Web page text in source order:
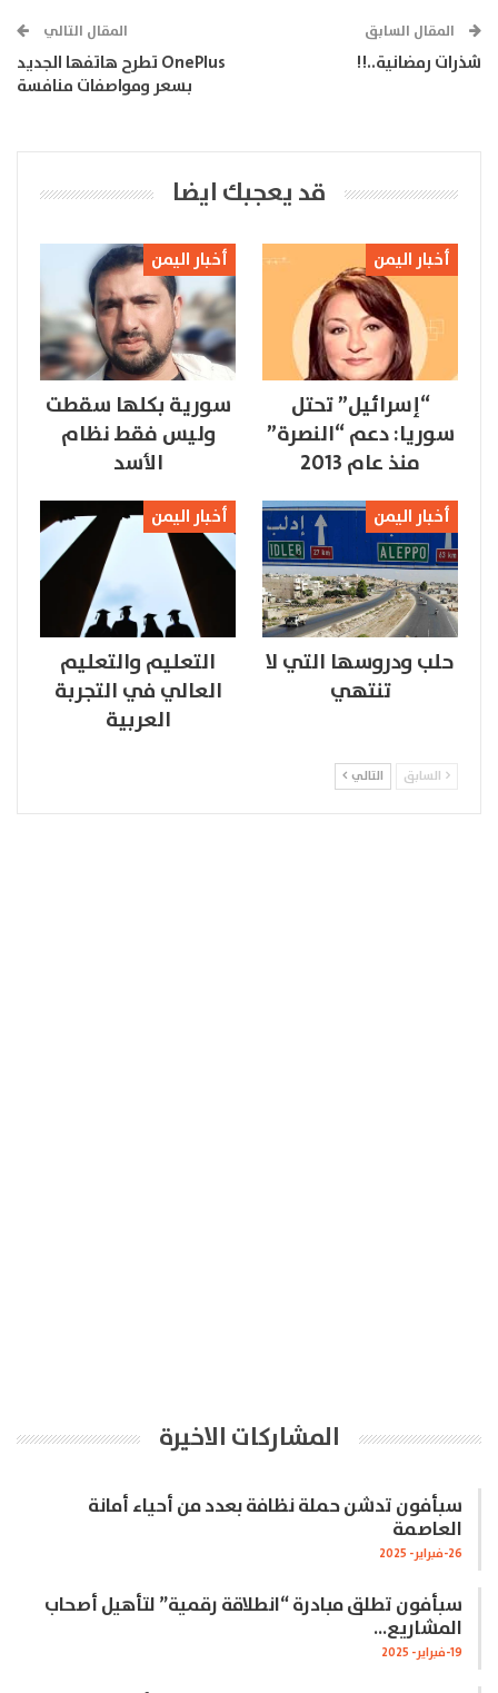
المقال السابق
شذرات رمضانية..!!
المقال التالي
OnePlus تطرح هاتفها الجديد
بسعر ومواصفات منافسة
قد يعجبك ايضا
أخبار اليمن
“إسرائيل” تحتل
سوريا: دعم “النصرة”
منذ عام 2013
أخبار اليمن
سورية بكلها سقطت
وليس فقط نظام
الأسد
أخبار اليمن
حلب ودروسها التي لا
تنتهي
أخبار اليمن
التعليم والتعليم
العالي في التجربة
العربية
السابق التالي
المشاركات الاخيرة
سبأفون تدشن حملة نظافة بعدد من أحياء أمانة
العاصمة
26-فبراير- 2025
سبأفون تطلق مبادرة “انطلاقة رقمية” لتأهيل أصحاب
المشاريع…
19-فبراير- 2025